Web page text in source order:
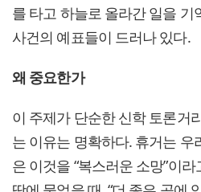
를 타고 하늘로 올라간 일을 기
사건의 예표들이 드러나 있다.
왜 중요한가
이 주제가 단순한 신학 토론거
는 이유는 명확하다. 휴거는 우
은 이것을 “복스러운 소망”이